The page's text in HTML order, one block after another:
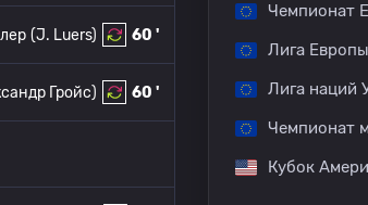
60 '
(J. Luers)
60 '
Гройс)
Чемпионат
Лига
Лига наций
Чемпионат
Кубок